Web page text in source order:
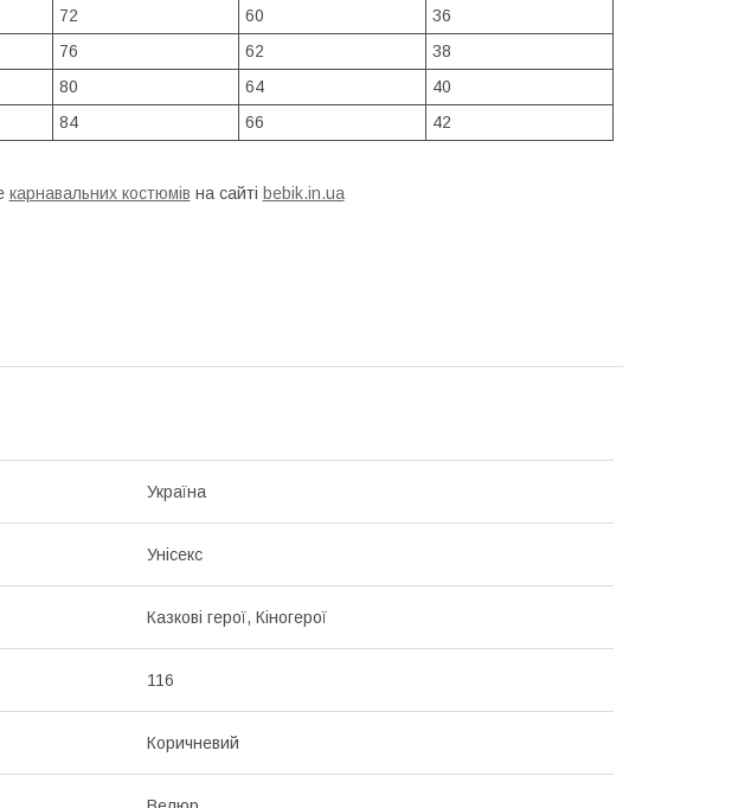
72 60
36
76 62
38
80 64
40
84 66 42
карнавальних костюмів на сайті bebik.in.ua
Україна
Унісекс
Казкові герої, Кіногерої
116
Коричневий